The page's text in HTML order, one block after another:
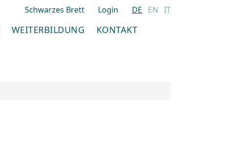
Schwarzes Brett Login DE EN IT
WEITERBILDUNG
KONTAKT